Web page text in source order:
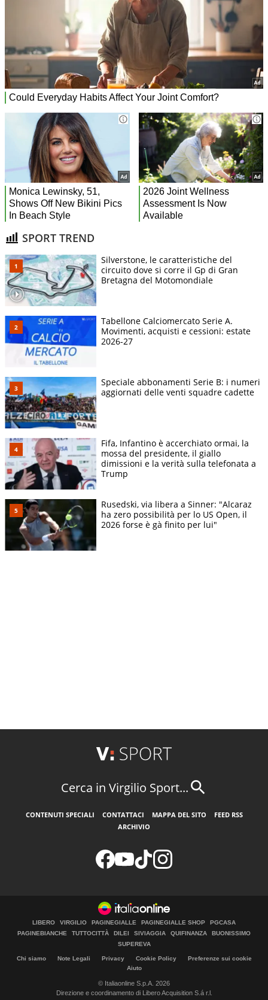
SPORT TREND
Silverstone, le caratteristiche del
circuito dove si corre il Gp di Gran
Bretagna del Motomondiale
Tabellone Calciomercato Serie A.
Movimenti, acquisti e cessioni: estate
2026-27
Speciale abbonamenti Serie B: i numeri
aggiornati delle venti squadre cadette
Fifa, Infantino è accerchiato ormai, la
mossa del presidente, il giallo
dimissioni e la verità sulla telefonata a
Trump
Rusedski, via libera a Sinner: "Alcaraz
ha zero possibilità per lo US Open, il
2026 forse è gà finito per lui"
Cerca in Virgilio Sport...
CONTENUTI SPECIALI CONTATTACI MAPPA DEL SITO
FEED RSS
ARCHIVIO
LIBERO VIRGILIO PAGINEGIALLE PAGINEGIALLE SHOP
PGCASA
PAGINEBIANCHE
TUTTOCITTÀ DILEI SIVIAGGIA QUIFINANZA
BUONISSIMO
SUPEREVA
Chi siamo Note Legali Privacy Cookie Policy
Preferenze sui cookie
Aiuto
© Italiaonline S.p.A. 2026
Direzione e coordinamento di Libero Acquisition S.á r.l.